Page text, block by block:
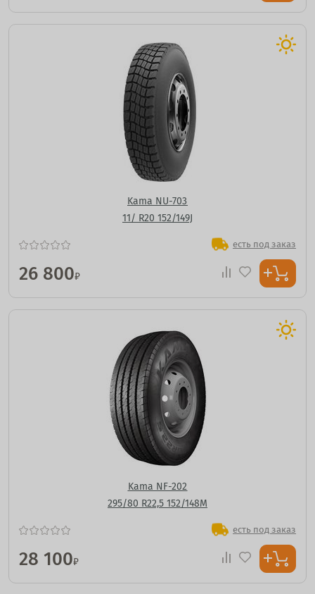
Kama NU-703
11/ R20 152/149J
есть под заказ
26 800₽
Kama NF-202
295/80 R22,5 152/148M
есть под заказ
28 100₽